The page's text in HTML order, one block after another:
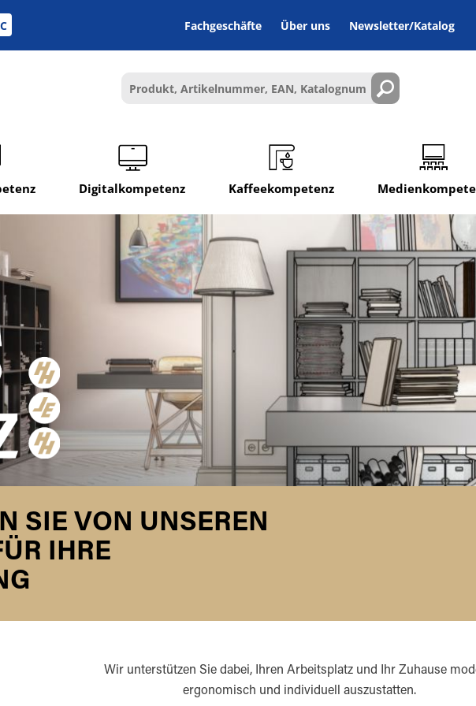
Fachgeschäfte Über uns Newsletter/Katalog
Digitalkompetenz Kaffeekompetenz
SIE VON UNSEREN
IHRE
Wir unterstützen Sie dabei, Ihren Arbeitsplatz und Ihr Zuhause
ergonomisch und individuell auszustatten.